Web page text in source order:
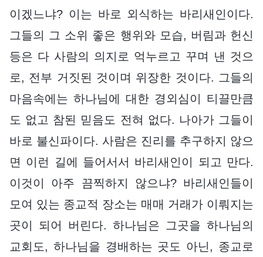
이겠느냐? 이는 바로 외식하는 바리새인이다.
그들의 그 소위 좋은 행위와 모습, 버림과 헌신
등은 다 사람의 의지로 억누르고 꾸며 낸 것으
로, 전부 거짓된 것이며 위장한 것이다. 그들의
마음속에는 하나님에 대한 경외심이 티끌만큼
도 없고 참된 믿음도 전혀 없다. 나아가 그들이
바로 불신파이다. 사람은 진리를 추구하지 않으
면 이런 길에 들어서서 바리새인이 되고 만다.
이것이 아주 끔찍하지 않으냐? 바리새인들이
모여 있는 종교적 장소는 매매 거래가 이뤄지는
곳이 되어 버린다. 하나님은 그곳을 하나님의
교회도, 하나님을 경배하는 곳도 아닌, 종교로